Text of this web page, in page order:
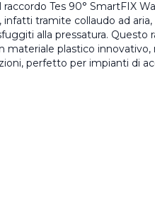
Tes 90° SmartFIX
tramite collaudo ad
alla pressatura. Questo
materiale plastico
perfetto per impianti di